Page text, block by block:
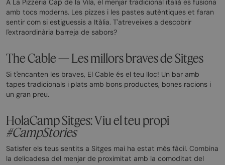
A La Pizzeria Cap de la Vila, el menjar tradicional italià es fusiona
amb tocs moderns. Les pizzes i les pastes autèntiques et faran
sentir com si estiguessis a Itàlia. T'atreveixes a descobrir
l'extraordinària barreja de sabors?
The Cable — Les millors braves de Sitges
Si t'encanten les braves, El Cable és el teu lloc! Un bar amb
tapes tradicionals i plats amb bons productes, bones racions i
un gran preu.
HolaCamp Sitges: Viu el teu propi
#CampStories
Satisfer els teus sentits a Sitges mai ha estat més fàcil. Combina
la delicadesa del menjar de proximitat amb la comoditat del